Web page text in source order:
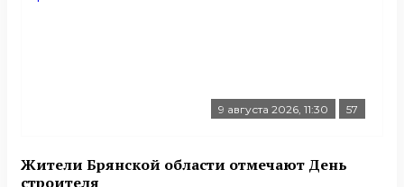
9 августа 2026, 11:30 57
Жители Брянской области отмечают День
строителя